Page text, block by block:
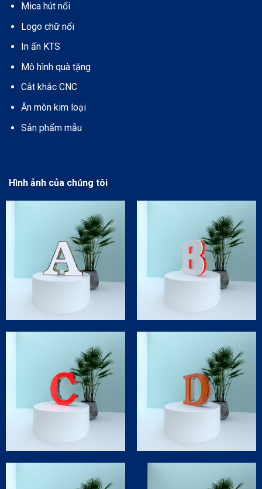
Mica hút nổi
Logo chữ nổi
In ấn KTS
Mô hình quà tặng
Cắt khắc CNC
Ăn mòn kim loại
Sản phẩm mẫu
Hình ảnh của chúng tôi